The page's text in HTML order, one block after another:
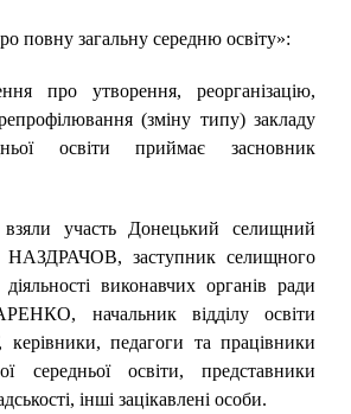
повну загальну середню освіту»:
про утворення, реорганізацію,
(зміну типу) закладу
освіти приймає засновник
участь Донецький селищний
НАЗДРАЧОВ, заступник селищного
виконавчих органів ради
начальник відділу освіти
педагоги та працівники
середньої освіти, представники
інші зацікавлені особи.